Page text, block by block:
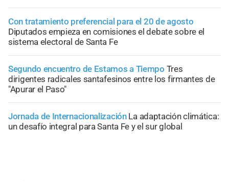
Con tratamiento preferencial para el 20 de agosto
Diputados empieza en comisiones el debate sobre el
sistema electoral de Santa Fe
Segundo encuentro de Estamos a Tiempo Tres
dirigentes radicales santafesinos entre los firmantes de
"Apurar el Paso"
Jornada de Internacionalización La adaptación climática:
un desafío integral para Santa Fe y el sur global